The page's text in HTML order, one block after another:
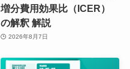
増分費用効果比（ICER）
の解釈 解説
2026年8月7日